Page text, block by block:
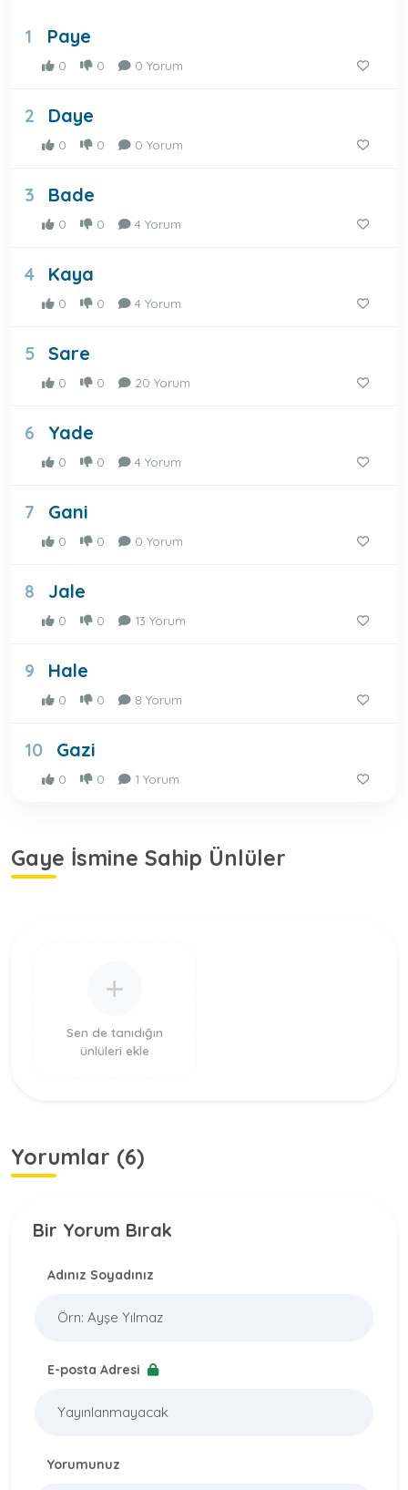
1 Paye
0 0 0 Yorum
2 Daye
0 0 0 Yorum
3 Bade
0 0 4 Yorum
4 Kaya
0 0 4 Yorum
5 Sare
0 0 20 Yorum
6 Yade
0 0 4 Yorum
7 Gani
0 0 0 Yorum
8 Jale
0 0 13 Yorum
9 Hale
0 0 8 Yorum
10 Gazi
0 0 1 Yorum
Gaye İsmine Sahip Ünlüler
Sen de tanıdığın
ünlüleri ekle
Yorumlar (6)
Bir Yorum Bırak
Adınız Soyadınız
E-posta Adresi
Yorumunuz